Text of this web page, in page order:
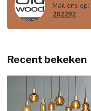
Mail ons op:
202292.
Recent bekeken